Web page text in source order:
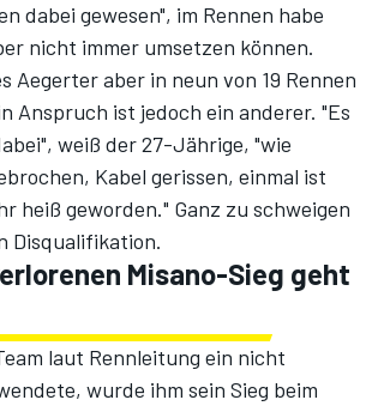
dabei gewesen", im Rennen habe
nicht immer umsetzen können.
Aegerter aber in neun von 19 Rennen
Anspruch ist jedoch ein anderer. "Es
weiß der 27-Jährige, "wie
Kabel gerissen, einmal ist
heiß geworden." Ganz zu schweigen
Disqualifikation.
Misano-Sieg geht
laut Rennleitung ein nicht
wurde ihm sein Sieg beim